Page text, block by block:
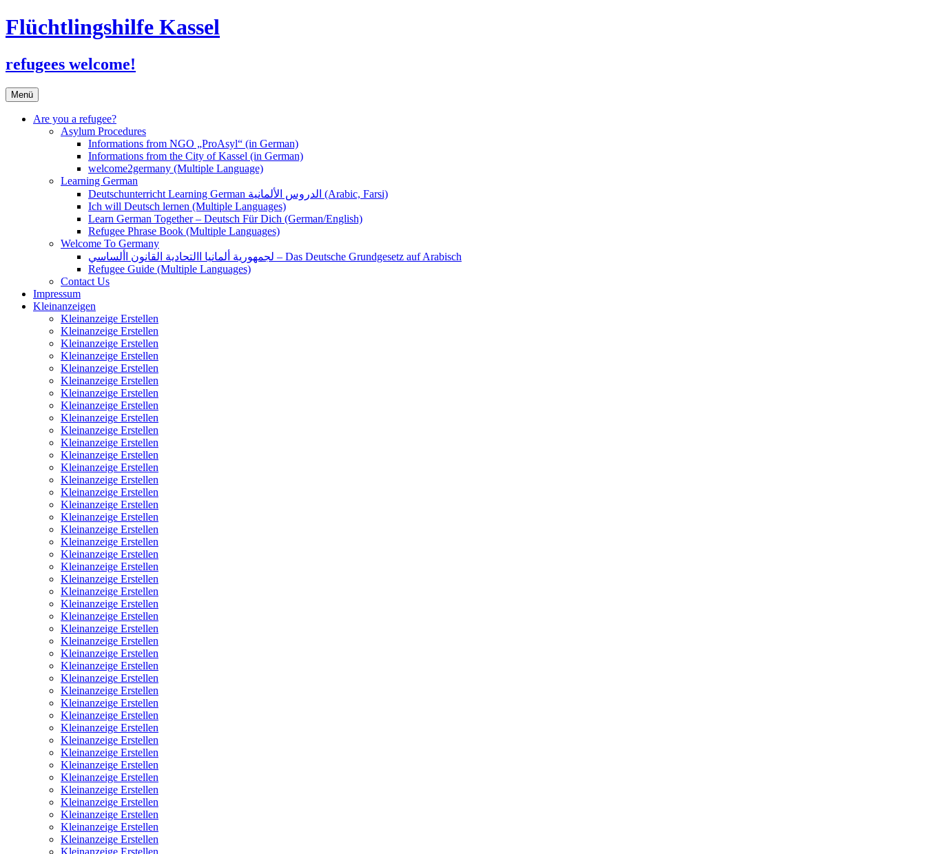
Flüchtlingshilfe Kassel
refugees welcome!
Menü Zum
Inhalt
springen
Are you a refugee?
Asylum Procedures
Informations from NGO „ProAsyl“ (in German)
Informations from the City of Kassel (in German)
welcome2germany (Multiple Language)
Learning German
Deutschunterricht Learning German الدروس الألمانية (Arabic, Farsi)
Ich will Deutsch lernen (Multiple Languages)
Learn German Together – Deutsch Für Dich (German/English)
Refugee Phrase Book (Multiple Languages)
Welcome To Germany
لجمهورية ألمانيا االتحادية القانون األساسي – Das Deutsche Grundgesetz auf Arabisch
Refugee Guide (Multiple Languages)
Contact Us
Impressum
Kleinanzeigen
Kleinanzeige Erstellen
Kleinanzeige Erstellen
Kleinanzeige Erstellen
Kleinanzeige Erstellen
Kleinanzeige Erstellen
Kleinanzeige Erstellen
Kleinanzeige Erstellen
Kleinanzeige Erstellen
Kleinanzeige Erstellen
Kleinanzeige Erstellen
Kleinanzeige Erstellen
Kleinanzeige Erstellen
Kleinanzeige Erstellen
Kleinanzeige Erstellen
Kleinanzeige Erstellen
Kleinanzeige Erstellen
Kleinanzeige Erstellen
Kleinanzeige Erstellen
Kleinanzeige Erstellen
Kleinanzeige Erstellen
Kleinanzeige Erstellen
Kleinanzeige Erstellen
Kleinanzeige Erstellen
Kleinanzeige Erstellen
Kleinanzeige Erstellen
Kleinanzeige Erstellen
Kleinanzeige Erstellen
Kleinanzeige Erstellen
Kleinanzeige Erstellen
Kleinanzeige Erstellen
Kleinanzeige Erstellen
Kleinanzeige Erstellen
Kleinanzeige Erstellen
Kleinanzeige Erstellen
Kleinanzeige Erstellen
Kleinanzeige Erstellen
Kleinanzeige Erstellen
Kleinanzeige Erstellen
Kleinanzeige Erstellen
Kleinanzeige Erstellen
Kleinanzeige Erstellen
Kleinanzeige Erstellen
Kleinanzeige Erstellen
Kleinanzeige Erstellen